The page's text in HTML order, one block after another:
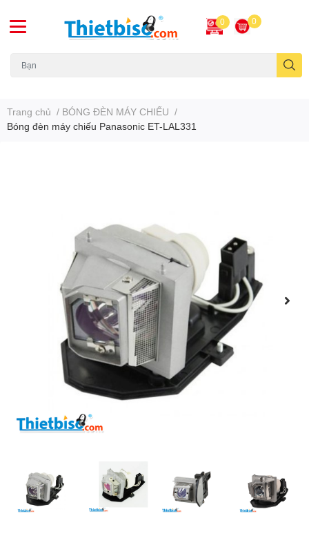
0 0
Trang chủ / BÓNG ĐÈN MÁY CHIẾU /
Bóng đèn máy chiếu Panasonic ET-LAL331